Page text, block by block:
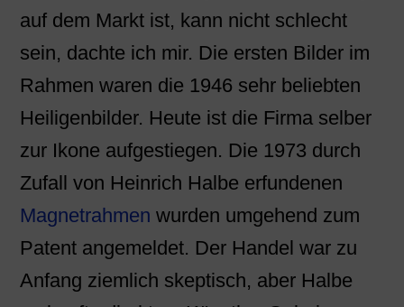
auf dem Markt ist, kann nicht schlecht
sein, dachte ich mir. Die ersten Bilder im
Rahmen waren die 1946 sehr beliebten
Heiligenbilder. Heute ist die Firma selber
zur Ikone aufgestiegen. Die 1973 durch
Zufall von Heinrich Halbe erfundenen
Magnetrahmen wurden umgehend zum
Patent angemeldet. Der Handel war zu
Anfang ziemlich skeptisch, aber Halbe